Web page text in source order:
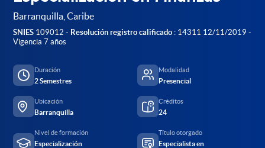
Barranquilla, Caribe
SNIES 109012 - Resolución registro calificado : 14311 12/11/2019 -
Vigencia 7 años
Duración
2 Semestres
Modalidad
Presencial
Ubicación
Barranquilla
Créditos
24
Nivel de formación
Especialización
Título otorgado
Especialista en